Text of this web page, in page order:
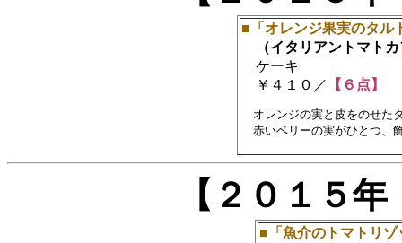
■「オレンジ果実のタル
（イタリアントマトカ
ケーキ
￥４１０／
【６点】
オレンジの実と皮をのせた
【２０１５
■「魚介のトマトリゾ